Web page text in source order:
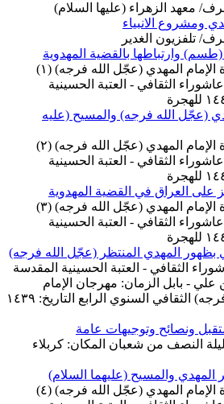
معهد الزهراء (عليها السلام)
ومشروع الانبياء
تلفزيون الغدير
وارتباطها بالقضية المهدوية
حديث بمناسبة ولادة الإمام المهدي (عجّل الله فرجه) (١)
الثقافي - العتبة الحسينية
(عجّل الله فرجه) والمسيح (عليه
حديث بمناسبة ولادة الإمام المهدي (عجّل الله فرجه) (٢)
الثقافي - العتبة الحسينية
على العراق في القضية المهدوية
حديث بمناسبة ولادة الإمام المهدي (عجّل الله فرجه) (٣)
الثقافي - العتبة الحسينية
بظهور المهدي المنتظر (عجّل الله فرجه)
الثقافي - العتبة الحسينية المقدسة
علي - بابل الزمان: مهرجان الإمام
المهدي (عجّل الله فرجه) الثقافي السنوي الرابع التاريخ: ١٤٣٩
ونصائح وتوجيهات عامة
النصف من شعبان المكان: كربلاء
المهدي والمسيح (عليهما السلام)
حديث بمناسبة ولادة الإمام المهدي (عجّل الله فرجه) (٤)